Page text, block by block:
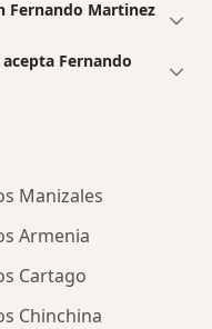
Fernando Martinez
Fernando
Manizales
Armenia
Cartago
Chinchina